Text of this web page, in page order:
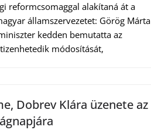
reformcsomaggal alakítaná át a
államszervezetet: Görög Márta
kedden bemutatta az
módosítását,
Dobrev Klára üzenete az